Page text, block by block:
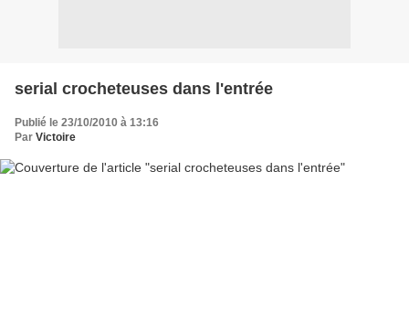
serial crocheteuses dans l'entrée
Publié le 23/10/2010 à 13:16
Par Victoire